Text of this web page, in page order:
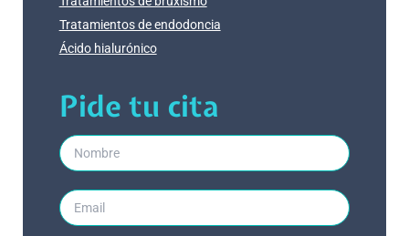
Tratamientos de endodoncia
Ácido hialurónico
Pide tu cita